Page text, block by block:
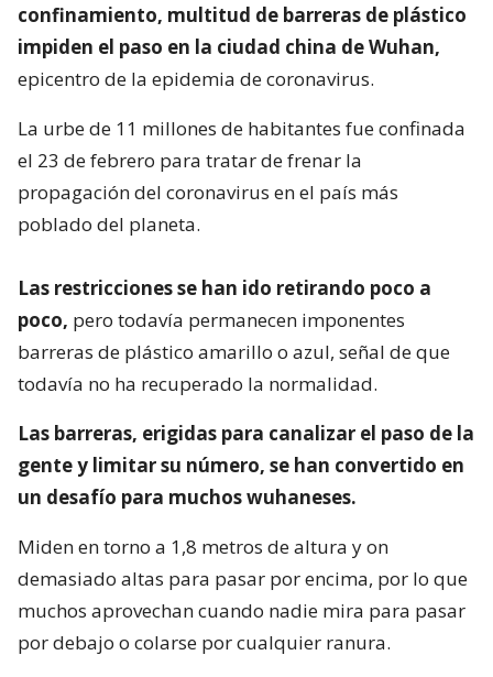
confinamiento, multitud de barreras de plástico
impiden el paso en la ciudad china de Wuhan,
epicentro de la epidemia de coronavirus.
La urbe de 11 millones de habitantes fue confinada
el 23 de febrero para tratar de frenar la
propagación del coronavirus en el país más
poblado del planeta.
Las restricciones se han ido retirando poco a
poco, pero todavía permanecen imponentes
barreras de plástico amarillo o azul, señal de que
todavía no ha recuperado la normalidad.
Las barreras, erigidas para canalizar el paso de la
gente y limitar su número, se han convertido en
un desafío para muchos wuhaneses.
Miden en torno a 1,8 metros de altura y on
demasiado altas para pasar por encima, por lo que
muchos aprovechan cuando nadie mira para pasar
por debajo o colarse por cualquier ranura.